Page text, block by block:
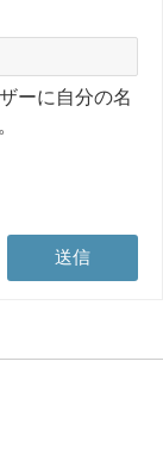
ーに自分の名